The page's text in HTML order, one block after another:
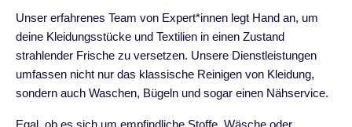
Unser erfahrenes Team von Expert*innen legt Hand an, um
deine Kleidungsstücke und Textilien in einen Zustand
strahlender Frische zu versetzen. Unsere Dienstleistungen
umfassen nicht nur das klassische Reinigen von Kleidung,
sondern auch Waschen, Bügeln und sogar einen Nähservice.
Egal, ob es sich um empfindliche Stoffe, Wäsche oder